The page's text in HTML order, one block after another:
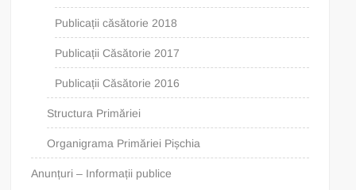
Publicații căsătorie 2018
Publicații Căsătorie 2017
Publicații Căsătorie 2016
Structura Primăriei
Organigrama Primăriei Pișchia
Anunțuri – Informații publice